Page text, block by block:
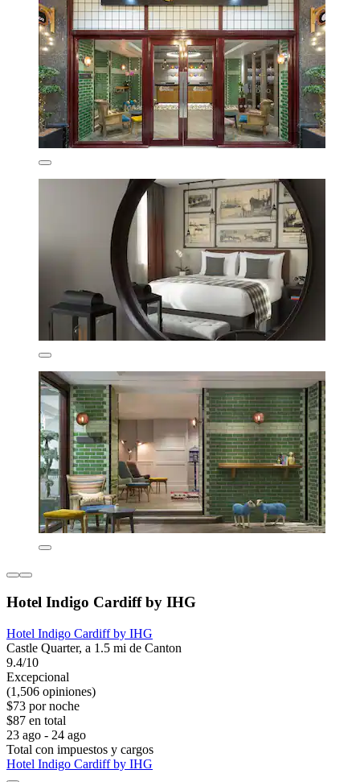
Hotel Indigo Cardiff by IHG
Hotel Indigo Cardiff by IHG
Castle Quarter, a 1.5 mi de Canton
9.4/10
Excepcional
(1,506 opiniones)
$73 por noche
$87 en total
23 ago - 24 ago
Total con impuestos y cargos
Hotel Indigo Cardiff by IHG